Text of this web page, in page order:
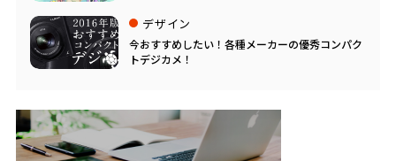
デザイン
今おすすめしたい！各種メーカーの優秀コンパク
トデジカメ！